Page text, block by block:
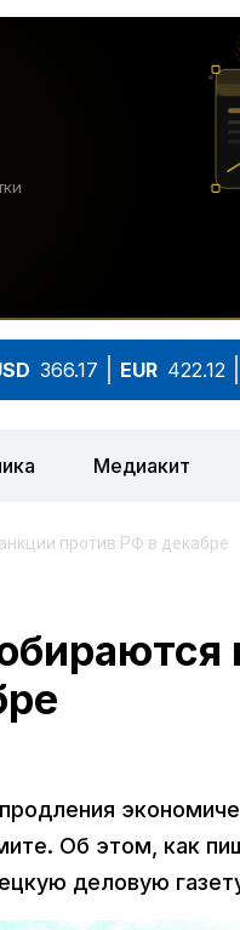
366.17 EUR 422.12
Медиакит
против РФ в декабре
Об этом, как
деловую